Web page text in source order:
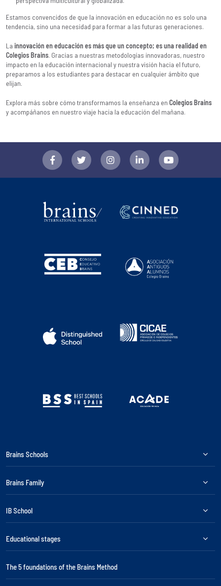
Estamos convencidos de que la innovación en educación no es solo una
tendencia, sino una necesidad para formar a las futuras generaciones.
La innovación en educaciónes más que un concepto; es una realidad en
Colegios Brains. Gracias a nuestras metodologías innovadoras, nuestro
impacto en la educación internacional y nuestra visión hacia el futuro,
preparamos a los estudiantes para destacar en cualquier ámbito que
elijan.
Explora más sobre cómo transformamos la enseñanza en Colegios Brains
y acompáñanos en nuestro viaje hacia la educación del mañana.
Brains Schools
Brains Family
IB School
Educational stages
The 5 foundations of the Brains Method